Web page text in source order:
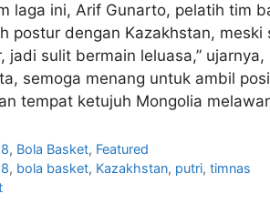
laga ini, Arif Gunarto, pelatih tim
postur dengan Kazakhstan,
jadi sulit bermain leluasa,”
semoga menang untuk ambil
tempat ketujuh Mongolia
, Bola Basket, Featured
, bola basket, Kazakhstan, putri,timnas